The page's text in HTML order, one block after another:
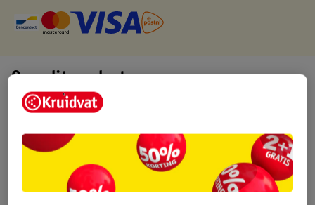
Over dit product
Productinformatie
Etiketinformatie
Nature Impact Score